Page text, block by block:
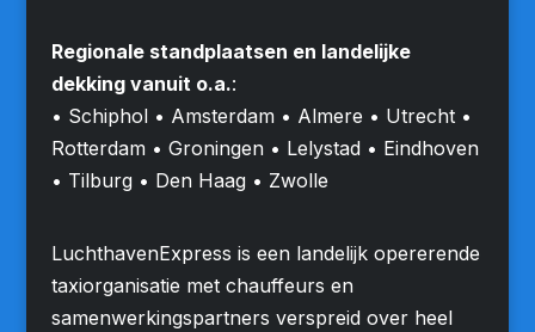
Regionale standplaatsen en landelijke
dekking vanuit o.a.:
• Schiphol • Amsterdam • Almere • Utrecht •
Rotterdam • Groningen • Lelystad • Eindhoven
• Tilburg • Den Haag • Zwolle
LuchthavenExpress is een landelijk opererende
taxiorganisatie met chauffeurs en
samenwerkingspartners verspreid over heel